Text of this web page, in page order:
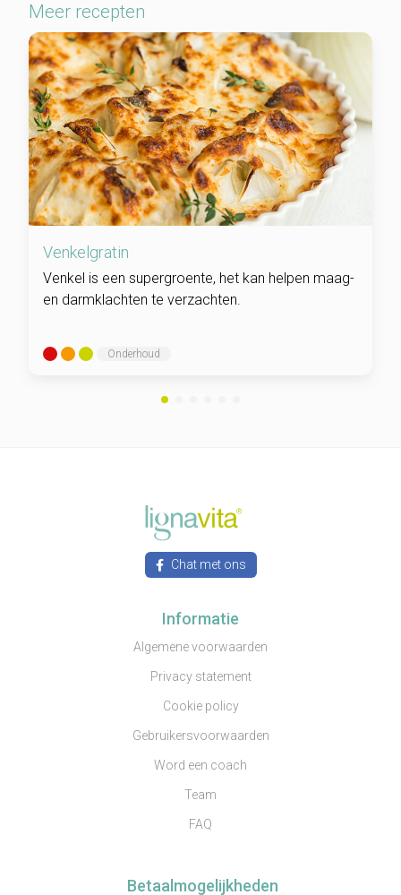
Meer recepten
Venkelgratin
Venkel is een supergroente, het kan helpen maag-
en darmklachten te verzachten.
Onderhoud
Chat met ons
Informatie
Algemene voorwaarden
Privacy statement
Cookie policy
Gebruikersvoorwaarden
Word een coach
Team
FAQ
Betaalmogelijkheden